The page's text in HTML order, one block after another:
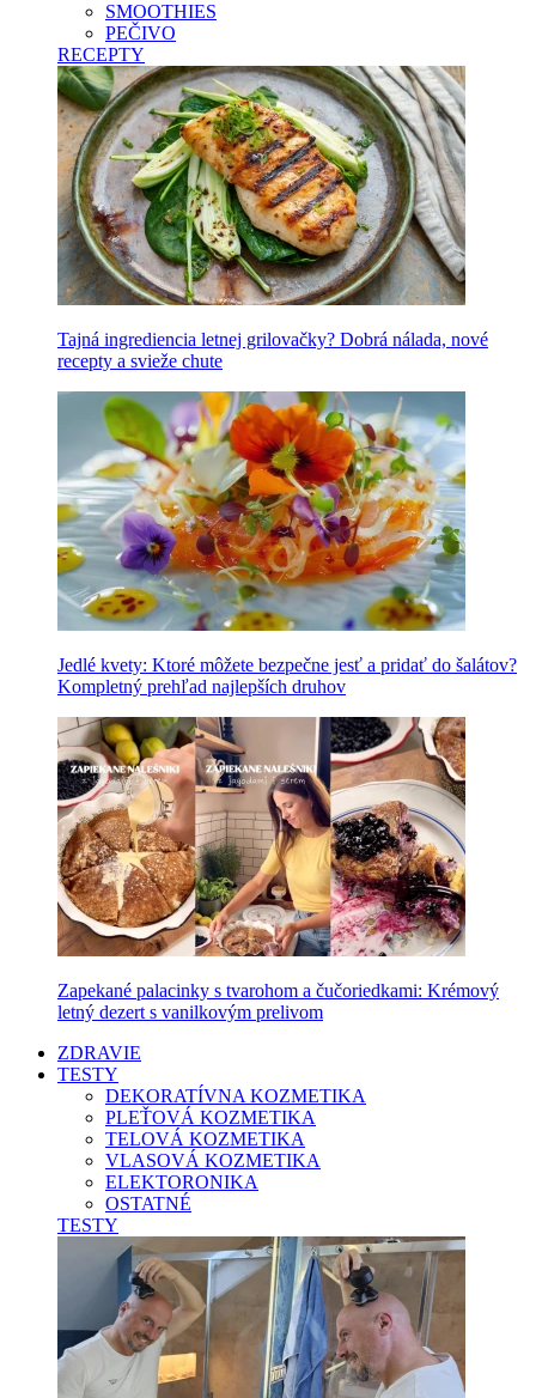
SMOOTHIES
PEČIVO
RECEPTY
Tajná ingrediencia letnej grilovačky? Dobrá nálada, nové
recepty a svieže chute
Jedlé kvety: Ktoré môžete bezpečne jesť a pridať do šalátov?
Kompletný prehľad najlepších druhov
Zapekané palacinky s tvarohom a čučoriedkami: Krémový
letný dezert s vanilkovým prelivom
ZDRAVIE
TESTY
DEKORATÍVNA KOZMETIKA
PLEŤOVÁ KOZMETIKA
TELOVÁ KOZMETIKA
VLASOVÁ KOZMETIKA
ELEKTORONIKA
OSTATNÉ
TESTY